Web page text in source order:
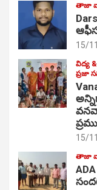
తాజా
15/
విద్య
ప్రజా
15/
తాజా